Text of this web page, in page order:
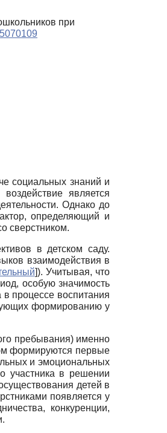
при
социальных знаний и
является
Однако до
определяющий и
сверстником.
в детском саду.
взаимодействия в
]). Учитывая, что
особую значимость
в процессе воспитания
формированию у
пребывания) именно
формируются первые
и эмоциональных
участника в решении
детей в
появляется у
конкуренции,